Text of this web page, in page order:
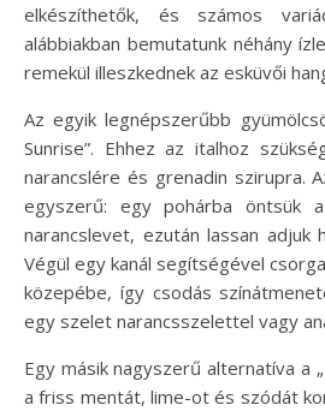
elkészíthetők, és számos
alábbiakban bemutatunk néhány
remekül illeszkednek az esküvői
Az egyik legnépszerűbb
Sunrise”. Ehhez az italhoz
narancslére és grenadin szirupra.
egyszerű: egy pohárba öntsük
narancslevet, ezután lassan adjuk
Végül egy kanál segítségével
közepébe, így csodás
egy szelet narancsszelettel vagy
Egy másik nagyszerű alternatíva a
a friss mentát, lime-ot és szódát